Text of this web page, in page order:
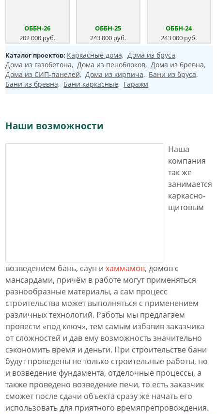
ОББН-26
202 000 руб.
ОББН-25
243 000 руб.
ОББН-24
243 000 руб.
Каталог проектов: Каркасные дома, Дома из бруса,
Дома из газобетона, Дома из пеноблоков, Дома из бревна,
Дома из СИП-панелей, Дома из кирпича, Бани из бруса,
Бани из бревна, Бани каркасные, Гаражи
Наши возможности
Наша
компания
так же
занимается
каркасно-
щитовым
возведением бань, саун и хаммамов, домов с
мансардами, причём в работе могут применяться
разнообразные материалы, а сам процесс
строительства может выполняться с применением
различных технологий. Работы мы предлагаем
провести «под ключ», тем самым избавив заказчика
от сложностей и дав ему возможность значительно
сэкономить время и деньги. При строительстве бани
будут проведены не только строительные работы, но
и возведение фундамента, отделочные процессы, а
также проведено возведение печи, то есть заказчик
сможет после сдачи объекта сразу же начать его
использовать для приятного времяпрепровождения.